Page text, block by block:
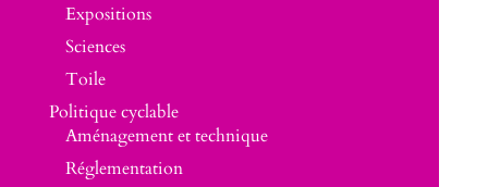
Expositions
Sciences
Toile
Politique cyclable
Aménagement et technique
Réglementation